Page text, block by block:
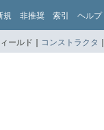
規 非推奨 索引 ヘルプ
ールド | コンストラクタ |